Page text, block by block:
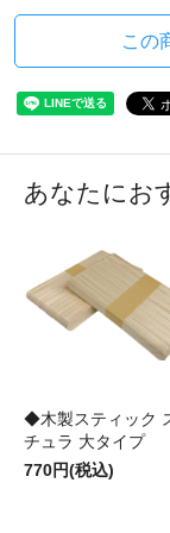
この
あなたにお
◆木製スティック
チュラ 大タイプ
770円(税込)